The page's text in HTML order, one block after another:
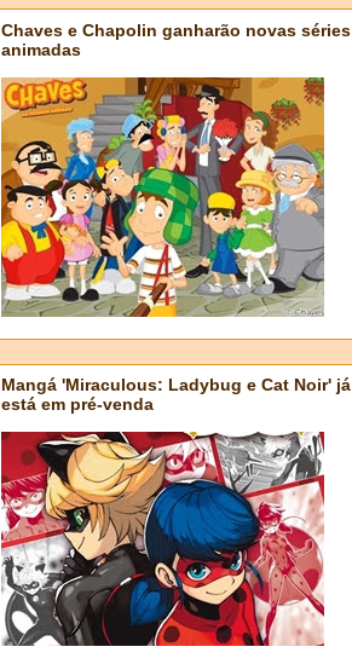
Chaves e Chapolin ganharão novas séries
animadas
Mangá 'Miraculous: Ladybug e Cat Noir' já
está em pré-venda